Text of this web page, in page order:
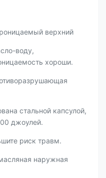
верхний
воду,
хороши.
стальной капсулой,
джоулей.
риск травм.
наружная